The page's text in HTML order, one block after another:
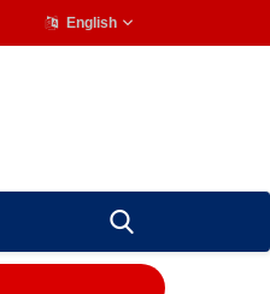
English